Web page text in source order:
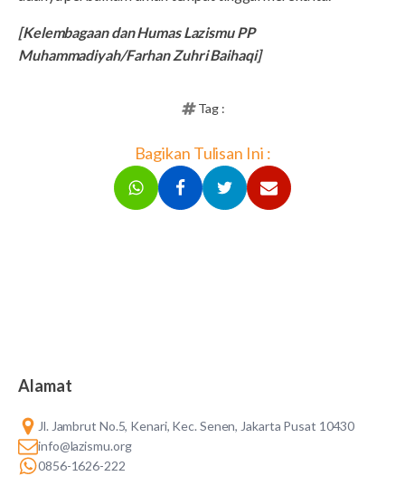
[Kelembagaan dan Humas Lazismu PP
Muhammadiyah/Farhan Zuhri Baihaqi]
Tag :
Bagikan Tulisan Ini :
Alamat
Jl. Jambrut No.5, Kenari, Kec. Senen, Jakarta Pusat 10430
info@lazismu.org
0856-1626-222